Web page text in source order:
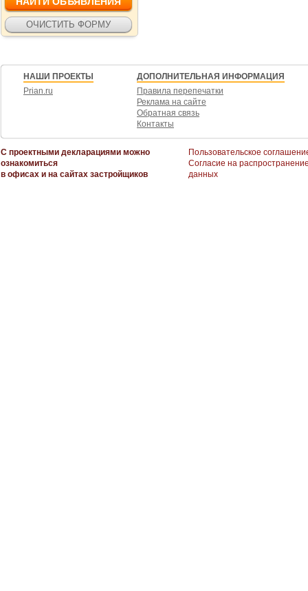
НАШИ ПРОЕКТЫ
Prian.ru
ДОПОЛНИТЕЛЬНАЯ ИНФОРМАЦИЯ
Правила перепечатки
Реклама на сайте
Обратная связь
Контакты
С проектными декларациями можно
ознакомиться
в офисах и на сайтах застройщиков
Пользовательское
Согласие на
данных